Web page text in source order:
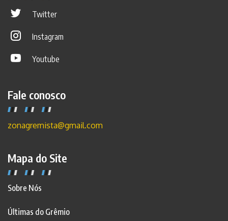
Twitter
Instagram
Youtube
Fale conosco
zonagremista@gmail.com
Mapa do Site
Sobre Nós
Últimas do Grêmio